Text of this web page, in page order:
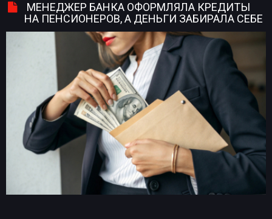
МЕНЕДЖЕР БАНКА ОФОРМЛЯЛА КРЕДИТЫ
НА ПЕНСИОНЕРОВ, А ДЕНЬГИ ЗАБИРАЛА СЕБЕ